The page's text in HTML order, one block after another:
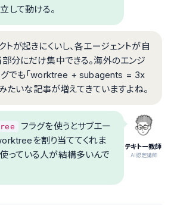
して動ける。
トが起きにくいし、各エージェントが自
分にだけ集中できる。海外のエンジ
グでも「worktree + subagents = 3x
たいな記事が増えてきていますよね。
テキトー教師
.AI認定講師
フラグを使うとサブエー
を割り当ててくれま
っている人が結構多いんで